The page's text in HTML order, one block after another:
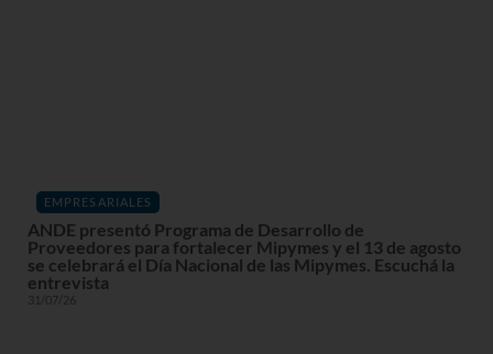
EMPRESARIALES
ANDE presentó Programa de Desarrollo de
Proveedores para fortalecer Mipymes y el 13 de agosto
se celebrará el Día Nacional de las Mipymes. Escuchá la
entrevista
31/07/26